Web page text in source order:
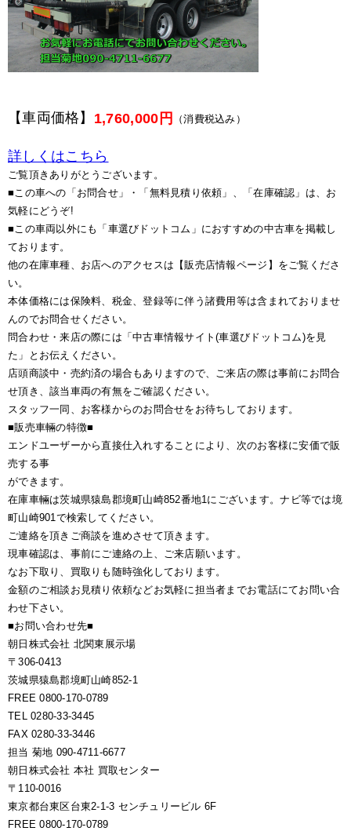
【車両価格】 1,760,000円 （消費税込み）
詳しくはこちら
ご覧頂きありがとうございます。
■この車への「お問合せ」・「無料見積り依頼」、「在庫確認」は、お
気軽にどうぞ!
■この車両以外にも「車選びドットコム」におすすめの中古車を掲載し
ております。
他の在庫車種、お店へのアクセスは【販売店情報ページ】をご覧くださ
い。
本体価格には保険料、税金、登録等に伴う諸費用等は含まれておりませ
んのでお問合せください。
問合わせ・来店の際には「中古車情報サイト(車選びドットコム)を見
た」とお伝えください。
店頭商談中・売約済の場合もありますので、ご来店の際は事前にお問合
せ頂き、該当車両の有無をご確認ください。
スタッフ一同、お客様からのお問合せをお待ちしております。
■販売車輛の特徴■
エンドユーザーから直接仕入れすることにより、次のお客様に安価で販
売する事
ができます。
在庫車輛は茨城県猿島郡境町山崎852番地1にございます。ナビ等では境
町山崎901で検索してください。
ご連絡を頂きご商談を進めさせて頂きます。
現車確認は、事前にご連絡の上、ご来店願います。
なお下取り、買取りも随時強化しております。
金額のご相談お見積り依頼などお気軽に担当者までお電話にてお問い合
わせ下さい。
■お問い合わせ先■
朝日株式会社 北関東展示場
〒306-0413
茨城県猿島郡境町山崎852-1
FREE 0800-170-0789
TEL 0280-33-3445
FAX 0280-33-3446
担当 菊地 090-4711-6677
朝日株式会社 本社 買取センター
〒110-0016
東京都台東区台東2-1-3 センチュリービル 6F
FREE 0800-170-0789